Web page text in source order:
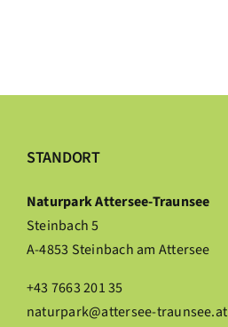
STANDORT
Naturpark Attersee-Traunsee
Steinbach 5
A-4853 Steinbach am Attersee
+43 7663 201 35
naturpark@attersee-traunsee.at